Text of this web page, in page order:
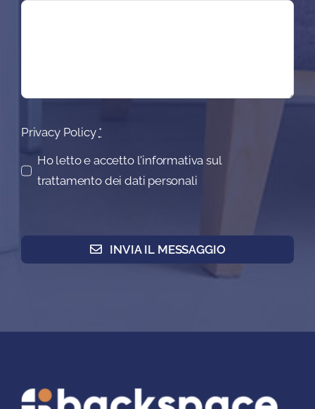
Privacy Policy *
Ho letto e accetto l'informativa sul
trattamento dei dati personali
INVIA IL MESSAGGIO